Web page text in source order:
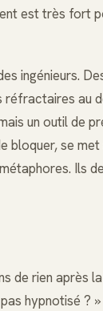
est très fort
ingénieurs.
au
un outil de
bloquer, se
Ils
de rien après
hypnotisé ?